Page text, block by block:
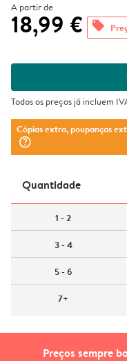
Preços sempre
A partir de
18,99 € offers
Todos os preços já incluem
Cópias extra, poupanças
question_mark_circle
Quantidade
1 - 2
3 - 4
5 - 6
7+